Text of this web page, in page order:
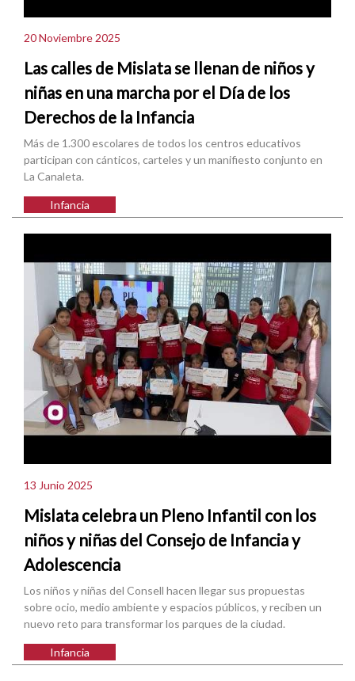
20 Noviembre 2025
Las calles de Mislata se llenan de niños y
niñas en una marcha por el Día de los
Derechos de la Infancia
Más de 1.300 escolares de todos los centros educativos
participan con cánticos, carteles y un manifiesto conjunto en
La Canaleta.
Infancia
13 Junio 2025
Mislata celebra un Pleno Infantil con los
niños y niñas del Consejo de Infancia y
Adolescencia
Los niños y niñas del Consell hacen llegar sus propuestas
sobre ocio, medio ambiente y espacios públicos, y reciben un
nuevo reto para transformar los parques de la ciudad.
Infancia